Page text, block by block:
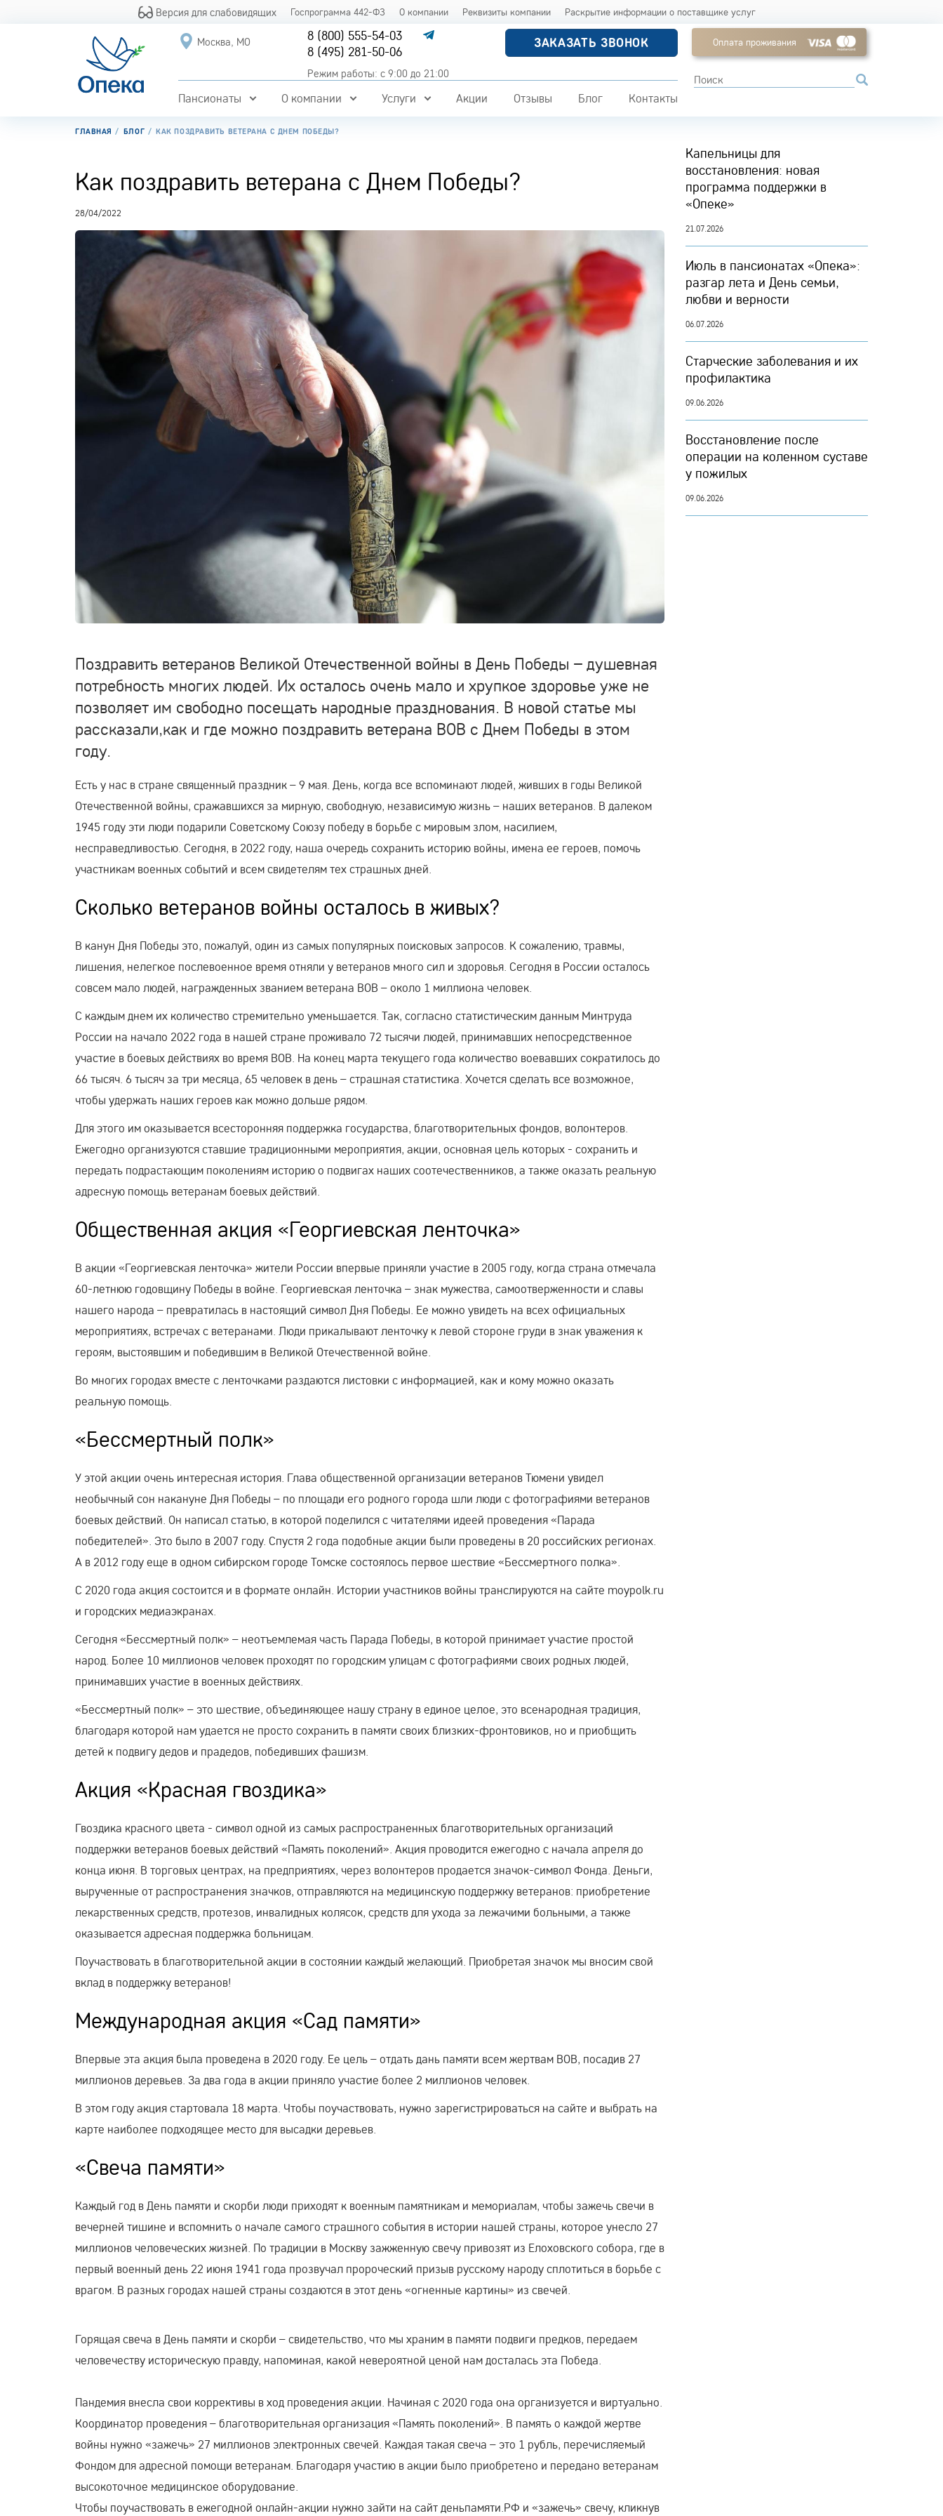
Версия для слабовидящих Госпрограмма 442-ФЗ О компании Реквизиты компании Раскрытие информации о поставщике услуг
Москва, МО
8 (800) 555-54-03
8 (495) 281-50-06
Режим работы: с 9:00 до 21:00
ЗАКАЗАТЬ ЗВОНОК
Пансионаты О компании Услуги Акции Отзывы Блог Контакты
Оплата проживания
ГЛАВНАЯ БЛОГ КАК ПОЗДРАВИТЬ ВЕТЕРАНА С ДНЕМ ПОБЕДЫ?
Как поздравить ветерана с Днем Победы?
28/04/2022
Поздравить ветеранов Великой Отечественной войны в День Победы – душевная
потребность многих людей. Их осталось очень мало и хрупкое здоровье уже не
позволяет им свободно посещать народные празднования. В новой статье мы
рассказали,как и где можно поздравить ветерана ВОВ с Днем Победы в этом
году.
Есть у нас в стране священный праздник – 9 мая. День, когда все вспоминают людей, живших в годы Великой
Отечественной войны, сражавшихся за мирную, свободную, независимую жизнь – наших ветеранов. В далеком
1945 году эти люди подарили Советскому Союзу победу в борьбе с мировым злом, насилием,
несправедливостью. Сегодня, в 2022 году, наша очередь сохранить историю войны, имена ее героев, помочь
участникам военных событий и всем свидетелям тех страшных дней.
Сколько ветеранов войны осталось в живых?
В канун Дня Победы это, пожалуй, один из самых популярных поисковых запросов. К сожалению, травмы,
лишения, нелегкое послевоенное время отняли у ветеранов много сил и здоровья. Сегодня в России осталось
совсем мало людей, награжденных званием ветерана ВОВ – около 1 миллиона человек.
С каждым днем их количество стремительно уменьшается. Так, согласно статистическим данным Минтруда
России на начало 2022 года в нашей стране проживало 72 тысячи людей, принимавших непосредственное
участие в боевых действиях во время ВОВ. На конец марта текущего года количество воевавших сократилось до
66 тысяч. 6 тысяч за три месяца, 65 человек в день – страшная статистика. Хочется сделать все возможное,
чтобы удержать наших героев как можно дольше рядом.
Для этого им оказывается всесторонняя поддержка государства, благотворительных фондов, волонтеров.
Ежегодно организуются ставшие традиционными мероприятия, акции, основная цель которых - сохранить и
передать подрастающим поколениям историю о подвигах наших соотечественников, а также оказать реальную
адресную помощь ветеранам боевых действий.
Общественная акция «Георгиевская ленточка»
В акции «Георгиевская ленточка» жители России впервые приняли участие в 2005 году, когда страна отмечала
60-летнюю годовщину Победы в войне. Георгиевская ленточка – знак мужества, самоотверженности и славы
нашего народа – превратилась в настоящий символ Дня Победы. Ее можно увидеть на всех официальных
мероприятиях, встречах с ветеранами. Люди прикалывают ленточку к левой стороне груди в знак уважения к
героям, выстоявшим и победившим в Великой Отечественной войне.
Во многих городах вместе с ленточками раздаются листовки с информацией, как и кому можно оказать
реальную помощь.
«Бессмертный полк»
У этой акции очень интересная история. Глава общественной организации ветеранов Тюмени увидел
необычный сон накануне Дня Победы – по площади его родного города шли люди с фотографиями ветеранов
боевых действий. Он написал статью, в которой поделился с читателями идеей проведения «Парада
победителей». Это было в 2007 году. Спустя 2 года подобные акции были проведены в 20 российских регионах.
А в 2012 году еще в одном сибирском городе Томске состоялось первое шествие «Бессмертного полка».
С 2020 года акция состоится и в формате онлайн. Истории участников войны транслируются на сайте moypolk.ru
и городских медиаэкранах.
Сегодня «Бессмертный полк» – неотъемлемая часть Парада Победы, в которой принимает участие простой
народ. Более 10 миллионов человек проходят по городским улицам с фотографиями своих родных людей,
принимавших участие в военных действиях.
«Бессмертный полк» – это шествие, объединяющее нашу страну в единое целое, это всенародная традиция,
благодаря которой нам удается не просто сохранить в памяти своих близких-фронтовиков, но и приобщить
детей к подвигу дедов и прадедов, победивших фашизм.
Акция «Красная гвоздика»
Гвоздика красного цвета - символ одной из самых распространенных благотворительных организаций
поддержки ветеранов боевых действий «Память поколений». Акция проводится ежегодно с начала апреля до
конца июня. В торговых центрах, на предприятиях, через волонтеров продается значок-символ Фонда. Деньги,
вырученные от распространения значков, отправляются на медицинскую поддержку ветеранов: приобретение
лекарственных средств, протезов, инвалидных колясок, средств для ухода за лежачими больными, а также
оказывается адресная поддержка больницам.
Поучаствовать в благотворительной акции в состоянии каждый желающий. Приобретая значок мы вносим свой
вклад в поддержку ветеранов!
Международная акция «Сад памяти»
Впервые эта акция была проведена в 2020 году. Ее цель – отдать дань памяти всем жертвам ВОВ, посадив 27
миллионов деревьев. За два года в акции приняло участие более 2 миллионов человек.
В этом году акция стартовала 18 марта. Чтобы поучаствовать, нужно зарегистрироваться на сайте и выбрать на
карте наиболее подходящее место для высадки деревьев.
«Свеча памяти»
Каждый год в День памяти и скорби люди приходят к военным памятникам и мемориалам, чтобы зажечь свечи в
вечерней тишине и вспомнить о начале самого страшного события в истории нашей страны, которое унесло 27
миллионов человеческих жизней. По традиции в Москву зажженную свечу привозят из Елоховского собора, где в
первый военный день 22 июня 1941 года прозвучал пророческий призыв русскому народу сплотиться в борьбе с
врагом. В разных городах нашей страны создаются в этот день «огненные картины» из свечей.
Горящая свеча в День памяти и скорби – свидетельство, что мы храним в памяти подвиги предков, передаем
человечеству историческую правду, напоминая, какой невероятной ценой нам досталась эта Победа.
Пандемия внесла свои коррективы в ход проведения акции. Начиная с 2020 года она организуется и виртуально.
Координатор проведения – благотворительная организация «Память поколений». В память о каждой жертве
войны нужно «зажечь» 27 миллионов электронных свечей. Каждая такая свеча – это 1 рубль, перечисляемый
Фондом для адресной помощи ветеранам. Благодаря участию в акции было приобретено и передано ветеранам
высокоточное медицинское оборудование.
Чтобы поучаствовать в ежегодной онлайн-акции нужно зайти на сайт деньпамяти.РФ и «зажечь» свечу, кликнув
Капельницы для
восстановления: новая
программа поддержки в
«Опеке»
21.07.2026
Июль в пансионатах «Опека»:
разгар лета и День семьи,
любви и верности
06.07.2026
Старческие заболевания и их
профилактика
09.06.2026
Восстановление после
операции на коленном суставе
у пожилых
09.06.2026